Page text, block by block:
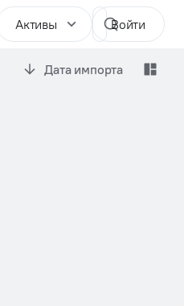
Активы Войти
Дата импорта